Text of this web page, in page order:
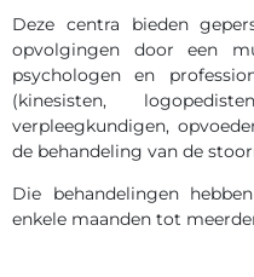
Deze centra bieden
opvolgingen door een
psychologen en
(kinesisten,
verpleegkundigen,
de behandeling van de
Die behandelingen
enkele maanden tot